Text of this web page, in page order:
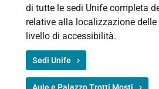
di tutte le sedi Unife completa
relative alla localizzazione
livello di accessibilità.
Sedi Unife